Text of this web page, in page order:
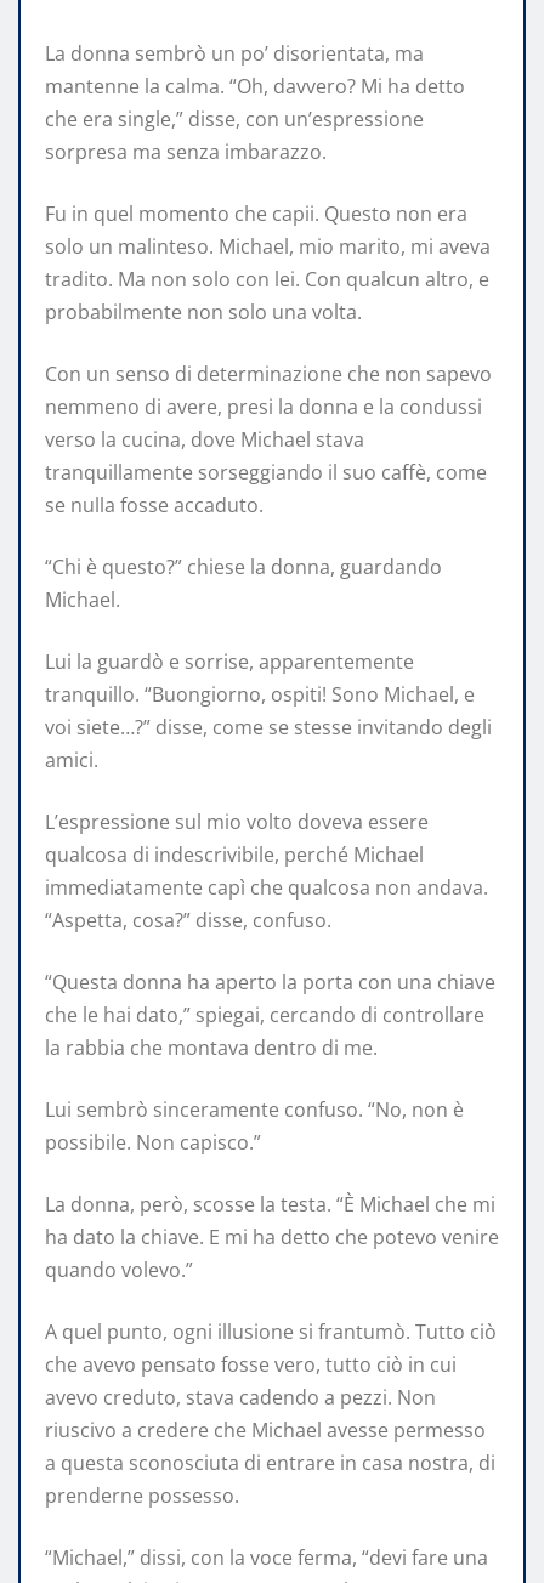
La donna sembrò un po’ disorientata, ma
mantenne la calma. “Oh, davvero? Mi ha detto
che era single,” disse, con un’espressione
sorpresa ma senza imbarazzo.
Fu in quel momento che capii. Questo non era
solo un malinteso. Michael, mio marito, mi aveva
tradito. Ma non solo con lei. Con qualcun altro, e
probabilmente non solo una volta.
Con un senso di determinazione che non sapevo
nemmeno di avere, presi la donna e la condussi
verso la cucina, dove Michael stava
tranquillamente sorseggiando il suo caffè, come
se nulla fosse accaduto.
“Chi è questo?” chiese la donna, guardando
Michael.
Lui la guardò e sorrise, apparentemente
tranquillo. “Buongiorno, ospiti! Sono Michael, e
voi siete…?” disse, come se stesse invitando degli
amici.
L’espressione sul mio volto doveva essere
qualcosa di indescrivibile, perché Michael
immediatamente capì che qualcosa non andava.
“Aspetta, cosa?” disse, confuso.
“Questa donna ha aperto la porta con una chiave
che le hai dato,” spiegai, cercando di controllare
la rabbia che montava dentro di me.
Lui sembrò sinceramente confuso. “No, non è
possibile. Non capisco.”
La donna, però, scosse la testa. “È Michael che mi
ha dato la chiave. E mi ha detto che potevo venire
quando volevo.”
A quel punto, ogni illusione si frantumò. Tutto ciò
che avevo pensato fosse vero, tutto ciò in cui
avevo creduto, stava cadendo a pezzi. Non
riuscivo a credere che Michael avesse permesso
a questa sconosciuta di entrare in casa nostra, di
prenderne possesso.
“Michael,” dissi, con la voce ferma, “devi fare una